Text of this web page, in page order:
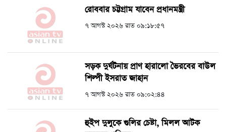
রোববার চট্টগ্রাম যাবেন প্রধানমন্ত্রী
৭ আগস্ট ২০২৬ রাত ০৯:১৮:৫৭
সড়ক দুর্ঘটনায় প্রাণ হারালো ভৈরবের বাউল
শিল্পী ইসরাত জাহান
৭ আগস্ট ২০২৬ রাত ০৯:০২:৪৪
হুইপ দুলুকে গুলির চেষ্টা, ‍মিলল আটক